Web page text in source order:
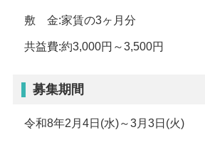
敷 金:家賃の3ヶ月分
共益費:約3,000円～3,500円
募集期間
令和8年2月4日(水)～3月3日(火)